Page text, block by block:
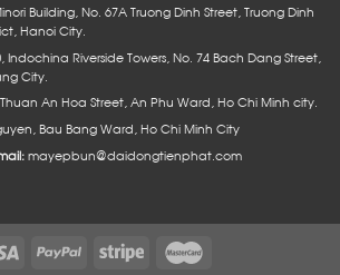
Building, No. 67A Truong Dinh Street, Truong Dinh
Hanoi City.
Indochina Riverside Towers, No. 74 Bach Dang Street,
City.
An Hoa Street, An Phu Ward, Ho Chi Minh city.
Bau Bang Ward, Ho Chi Minh City
mayepbun@daidongtienphat.com